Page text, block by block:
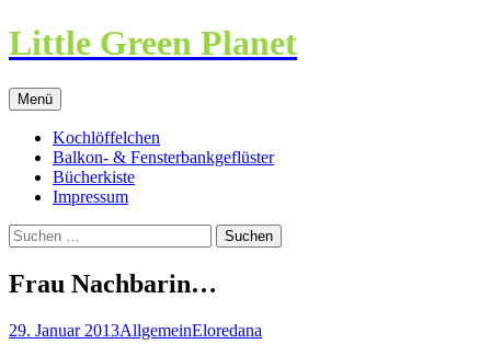
Little Green Planet
Menü Zum
Inhalt
springen
Kochlöffelchen
Balkon- & Fensterbankgeflüster
Bücherkiste
Impressum
Suchen
nach:
Frau Nachbarin…
29. Januar 2013AllgemeinEloredana